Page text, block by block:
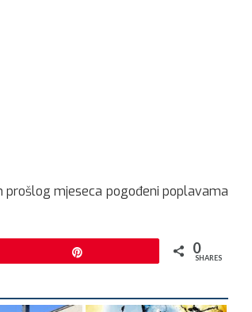
prošlog mjeseca pogođeni poplavama
0
SHARES